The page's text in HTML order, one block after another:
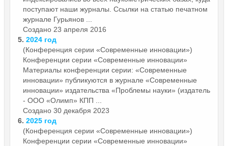
поступают наши журналы. Ссылки на статью печатном
журнале Гурьянов ...
Создано 23 апреля 2016
5. 2024 год
(Конференция серии «Современные инновации»)
Конференции серии «Современные инновации»
Материалы конференции серии: «Современные
инновации» публикуются в журнале «Современные
инновации» издательства «Проблемы науки» (издатель
- ООО «Олимп» КПП ...
Создано 30 декабря 2023
6. 2025 год
(Конференция серии «Современные инновации»)
Конференции серии «Современные инновации»